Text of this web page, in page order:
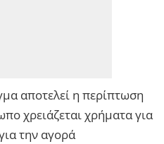
αποτελεί η περίπτωση
χρειάζεται χρήματα για
την αγορά